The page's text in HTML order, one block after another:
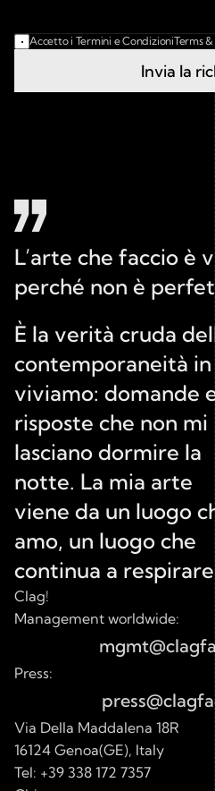
Accetto i Termini e CondizioniTerms
Invia la
L’arte che faccio è
perché non è
È la verità cruda
contemporaneità in
viviamo: domande
risposte che non mi
lasciano dormire la
notte. La mia arte
viene da un luogo
amo, un luogo che
continua a
Clag!
Management worldwide:
Press:
Via Della Maddalena 18R
16124 Genoa(GE), Italy
Tel: +39 338 172 7357